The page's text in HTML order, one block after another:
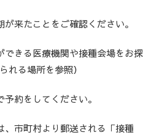
来たことをご確認ください。
きる医療機関や接種会場をお探
れる場所を参照）
約をしてください。
市町村より郵送される「接種